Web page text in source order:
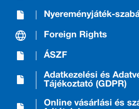
Nyereményjáték-
Foreign Rights
ÁSZF
Adatkezelési és
Tájékoztató (GDPR)
Online vásárlási és